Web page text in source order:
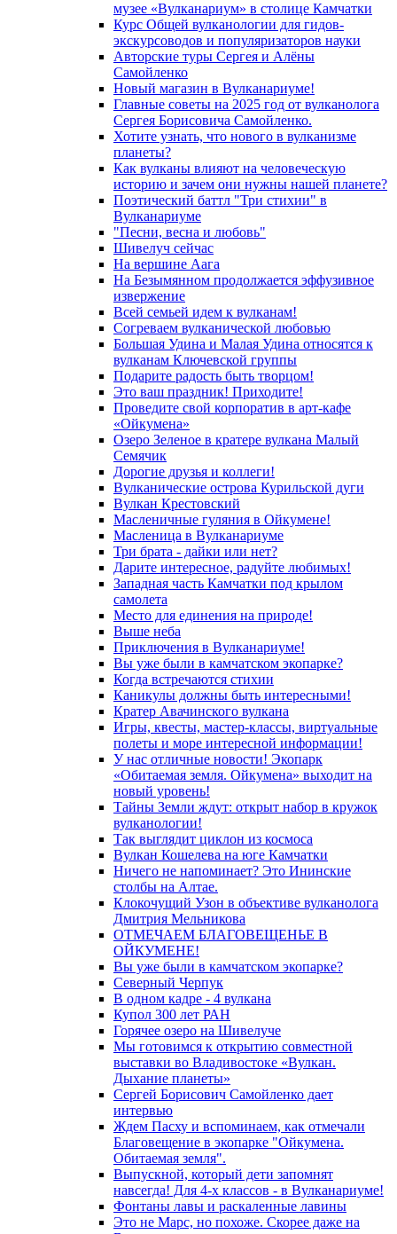
музее «Вулканариум» в столице Камчатки
Курс Общей вулканологии для гидов-
экскурсоводов и популяризаторов науки
Авторские туры Сергея и Алёны
Самойленко
Новый магазин в Вулканариуме!
Главные советы на 2025 год от вулканолога
Сергея Борисовича Самойленко.
Хотите узнать, что нового в вулканизме
планеты?
Как вулканы влияют на человеческую
историю и зачем они нужны нашей планете?
Поэтический баттл "Три стихии" в
Вулканариуме
"Песни, весна и любовь"
Шивелуч сейчас
На вершине Аага
На Безымянном продолжается эффузивное
извержение
Всей семьей идем к вулканам!
Согреваем вулканической любовью
Большая Удина и Малая Удина относятся к
вулканам Ключевской группы
Подарите радость быть творцом!
Это ваш праздник! Приходите!
Проведите свой корпоратив в арт-кафе
«Ойкумена»
Озеро Зеленое в кратере вулкана Малый
Семячик
Дорогие друзья и коллеги!
Вулканические острова Курильской дуги
Вулкан Крестовский
Масленичные гуляния в Ойкумене!
Масленица в Вулканариуме
Три брата - дайки или нет?
Дарите интересное, радуйте любимых!
Западная часть Камчатки под крылом
самолета
Место для единения на природе!
Выше неба
Приключения в Вулканариуме!
Вы уже были в камчатском экопарке?
Когда встречаются стихии
Каникулы должны быть интересными!
Кратер Авачинского вулкана
Игры, квесты, мастер-классы, виртуальные
полеты и море интересной информации!
У нас отличные новости! Экопарк
«Обитаемая земля. Ойкумена» выходит на
новый уровень!
Тайны Земли ждут: открыт набор в кружок
вулканологии!
Так выглядит циклон из космоса
Вулкан Кошелева на юге Камчатки
Ничего не напоминает? Это Ининские
столбы на Алтае.
Клокочущий Узон в объективе вулканолога
Дмитрия Мельникова
ОТМЕЧАЕМ БЛАГОВЕЩЕНЬЕ В
ОЙКУМЕНЕ!
Вы уже были в камчатском экопарке?
Северный Черпук
В одном кадре - 4 вулкана
Купол 300 лет РАН
Горячее озеро на Шивелуче
Мы готовимся к открытию совместной
выставки во Владивостоке «Вулкан.
Дыхание планеты»
Сергей Борисович Самойленко дает
интервью
Ждем Пасху и вспоминаем, как отмечали
Благовещение в экопарке "Ойкумена.
Обитаемая земля".
Выпускной, который дети запомнят
навсегда! Для 4-х классов - в Вулканариуме!
Фонтаны лавы и раскаленные лавины
Это не Марс, но похоже. Скорее даже на